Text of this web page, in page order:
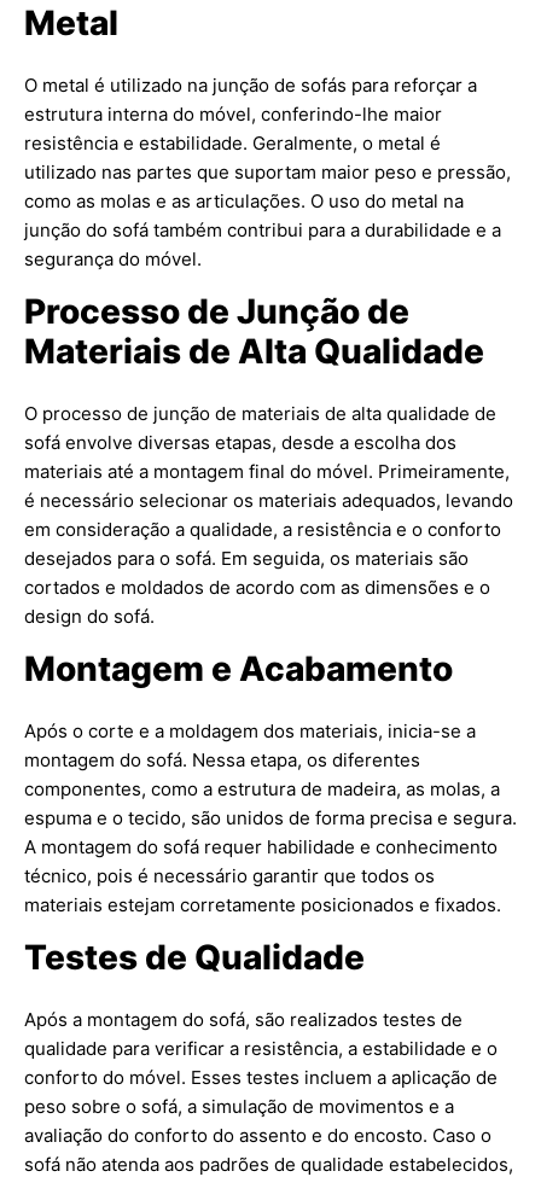
Metal
O metal é utilizado na junção de sofás para reforçar a
estrutura interna do móvel, conferindo-lhe maior
resistência e estabilidade. Geralmente, o metal é
utilizado nas partes que suportam maior peso e pressão,
como as molas e as articulações. O uso do metal na
junção do sofá também contribui para a durabilidade e a
segurança do móvel.
Processo de Junção de
Materiais de Alta Qualidade
O processo de junção de materiais de alta qualidade de
sofá envolve diversas etapas, desde a escolha dos
materiais até a montagem final do móvel. Primeiramente,
é necessário selecionar os materiais adequados, levando
em consideração a qualidade, a resistência e o conforto
desejados para o sofá. Em seguida, os materiais são
cortados e moldados de acordo com as dimensões e o
design do sofá.
Montagem e Acabamento
Após o corte e a moldagem dos materiais, inicia-se a
montagem do sofá. Nessa etapa, os diferentes
componentes, como a estrutura de madeira, as molas, a
espuma e o tecido, são unidos de forma precisa e segura.
A montagem do sofá requer habilidade e conhecimento
técnico, pois é necessário garantir que todos os
materiais estejam corretamente posicionados e fixados.
Testes de Qualidade
Após a montagem do sofá, são realizados testes de
qualidade para verificar a resistência, a estabilidade e o
conforto do móvel. Esses testes incluem a aplicação de
peso sobre o sofá, a simulação de movimentos e a
avaliação do conforto do assento e do encosto. Caso o
sofá não atenda aos padrões de qualidade estabelecidos,